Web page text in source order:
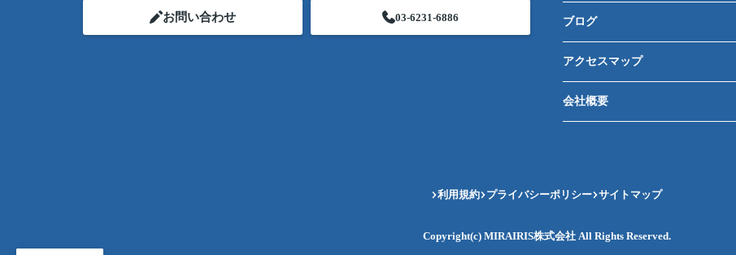
お問い合わせ 03-6231-6886 ブログ
アクセスマップ
会社概要
利用規約 プライバシーポリシー サイトマップ
Copyright(c) MIRAIRIS株式会社 All Rights Reserved.